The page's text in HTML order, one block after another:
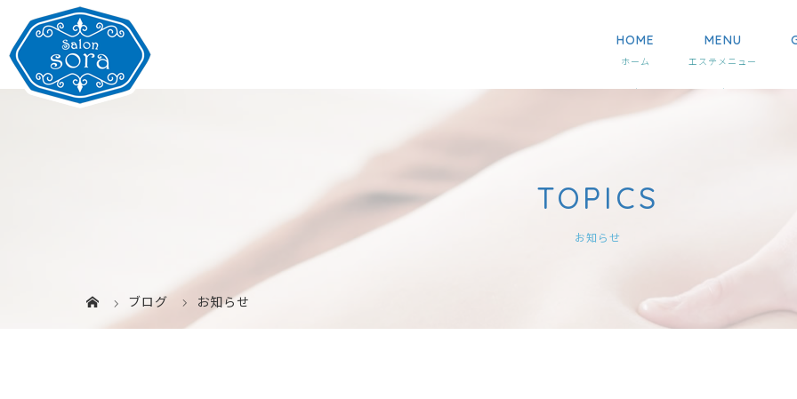
HOME MENU
TOPICS
お知らせ
ブログ お知らせ